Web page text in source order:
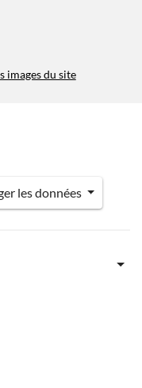
images du site
les données